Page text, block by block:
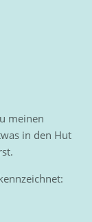
meinen
in den Hut